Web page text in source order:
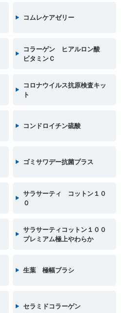
コムレケアゼリー
コラーゲン ヒアルロン酸
ビタミンＣ
コロナウイルス抗原検査キッ
ト
コンドロイチン硫酸
ゴミサワデー抗菌プラス
サラサーティ コットン１０
０
サラサーティコットン１００
プレミアム極上やわらか
生葉 極幅ブラシ
セラミドコラーゲン